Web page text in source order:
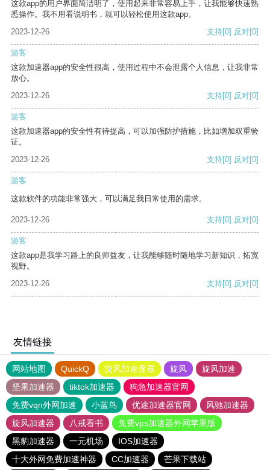
这款app的用户界面简洁明了，使用起来非常容易上手，让我能够快速熟
悉操作。我不用看说明书，就可以轻松使用这款app。
2023-12-26
支持[0] 反对[0]
游客
这款加速器app的安全性很高，使用过程中不会泄露个人信息，让我非常
放心。
2023-12-26
支持[0] 反对[0]
游客
这款加速器app的安全性有待提高，可以加强防护措施，比如增加双重验
证。
2023-12-26
支持[0] 反对[0]
游客
这款软件的功能非常强大，可以满足我日常使用的需求。
2023-12-26 支持[0] 反对[0]
游客
这款app是我学习路上的良师益友，让我能够随时随地学习新知识，拓宽
视野。
2023-12-26
支持[0] 反对[0]
友情链接
网站地图 QuickQ 旋风加速度器 旋风
旋风加速
坚果加速器
tiktok加速器
狗急加速器官网
免费vqn外网加速
小蓝鸟 优途加速器官网
风驰加速器
旋风加速器
八戒看书
免费vps加速器外网苹果版
黑豹加速器
一元机场
IOS加速器
十大外网免费加速神器
CC加速器 芒果下载站